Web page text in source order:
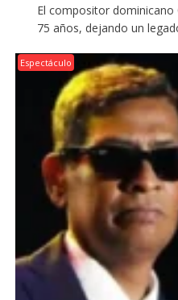
El compositor
75 años, dejando un
Espectáculo